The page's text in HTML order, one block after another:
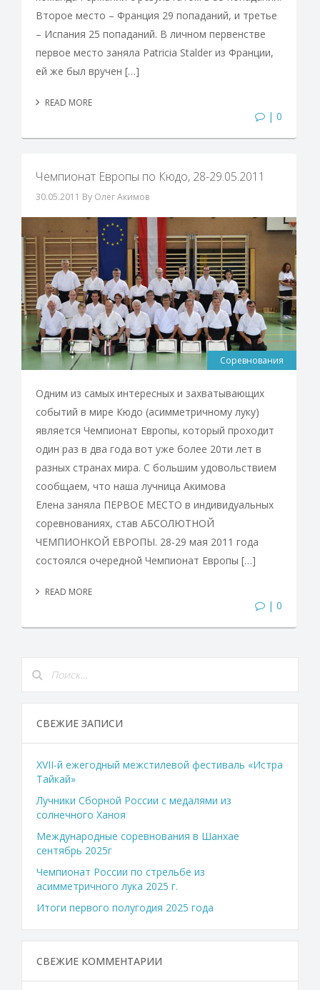
Второе место – Франция 29 попаданий, и третье
– Испания 25 попаданий. В личном первенстве
первое место заняла Patricia Stalder из Франции,
ей же был вручен […]
READ MORE
| 0
Чемпионат Европы по Кюдо, 28-29.05.2011
30.05.2011 By Олег Акимов
Соревнования
Одним из самых интересных и захватывающих
событий в мире Кюдо (асимметричному луку)
является Чемпионат Европы, который проходит
один раз в два года вот уже более 20ти лет в
разных странах мира. С большим удовольствием
сообщаем, что наша лучница Акимова
Елена заняла ПЕРВОЕ МЕСТО в индивидуальных
соревнованиях, став АБСОЛЮТНОЙ
ЧЕМПИОНКОЙ ЕВРОПЫ. 28-29 мая 2011 года
состоялся очередной Чемпионат Европы […]
READ MORE
| 0
СВЕЖИЕ ЗАПИСИ
XVII-й ежегодный межстилевой фестиваль «Истра
Тайкай»
Лучники Сборной России с медалями из
солнечного Ханоя
Международные соревнования в Шанхае
сентябрь 2025г
Чемпионат России по стрельбе из
асимметричного лука 2025 г.
Итоги первого полугодия 2025 года
СВЕЖИЕ КОММЕНТАРИИ